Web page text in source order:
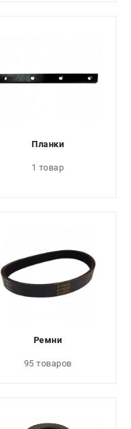
Планки
1 товар
Ремни
95 товаров